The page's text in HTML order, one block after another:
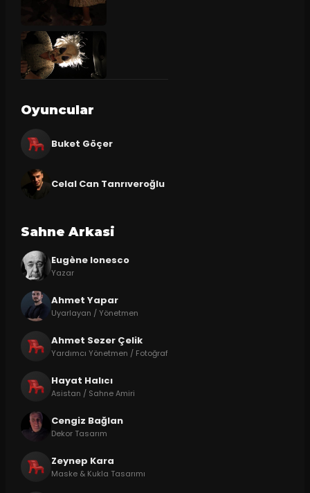
Oyuncular
Buket Göçer
Celal Can Tanrıveroğlu
Sahne Arkasi
Eugène Ionesco
Yazar
Ahmet Yapar
Uyarlayan / Yönetmen
Ahmet Sezer Çelik
Yardımcı Yönetmen / Fotoğraf
Hayat Halıcı
Asistan / Sahne Amiri
Cengiz Bağlan
Dekor Tasarım
Zeynep Kara
Maske & Kukla Tasarımı